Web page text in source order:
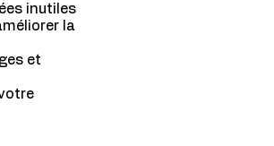
inutiles
la
et